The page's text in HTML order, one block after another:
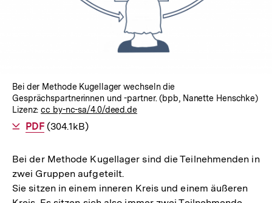
Bei der Methode Kugellager wechseln die
Gesprächspartnerinnen und -partner. (bpb, Nanette Henschke)
Lizenz:cc by-nc-sa/4.0/deed.de
Als
PDFherunterladen
(304.1kB)
Bei der Methode Kugellager sind die Teilnehmenden in
zwei Gruppen aufgeteilt.
Sie sitzen in einem inneren Kreis und einem äußeren